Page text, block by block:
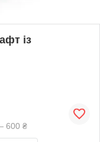
із
600 ₴